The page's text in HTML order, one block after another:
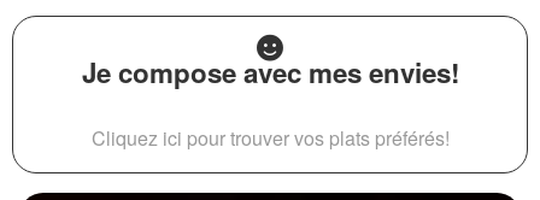
Je compose avec mes envies!
Cliquez ici pour trouver vos plats préférés!